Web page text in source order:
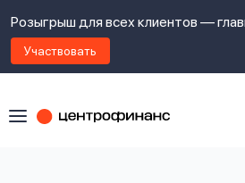
Розыгрыш для всех клиентов —
Участвовать